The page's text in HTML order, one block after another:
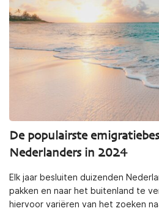
De populairste
Nederlanders in 2024
Elk jaar besluiten duizenden
pakken en naar het buitenland te
hiervoor variëren van het zoeken